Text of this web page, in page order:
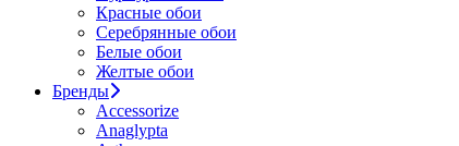
Красные обои
Серебрянные обои
Белые обои
Желтые обои
Бренды
Accessorize
Anaglypta